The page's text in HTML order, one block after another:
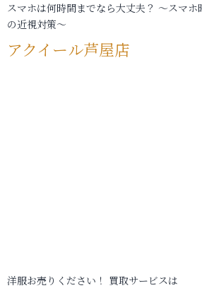
スマホは何時間までなら大丈夫？ ～スマ
の近視対策～
アクイール芦屋店
洋服お売りください！ 買取サービスは